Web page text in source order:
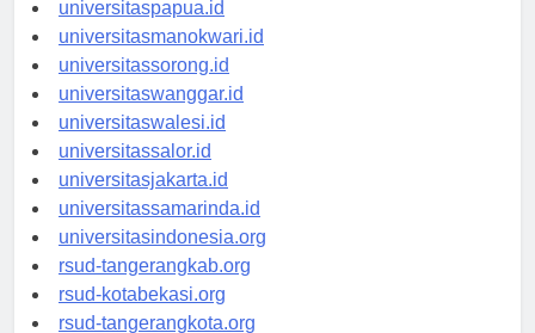
universitaspapua.id
universitasmanokwari.id
universitassorong.id
universitaswanggar.id
universitaswalesi.id
universitassalor.id
universitasjakarta.id
universitassamarinda.id
universitasindonesia.org
rsud-tangerangkab.org
rsud-kotabekasi.org